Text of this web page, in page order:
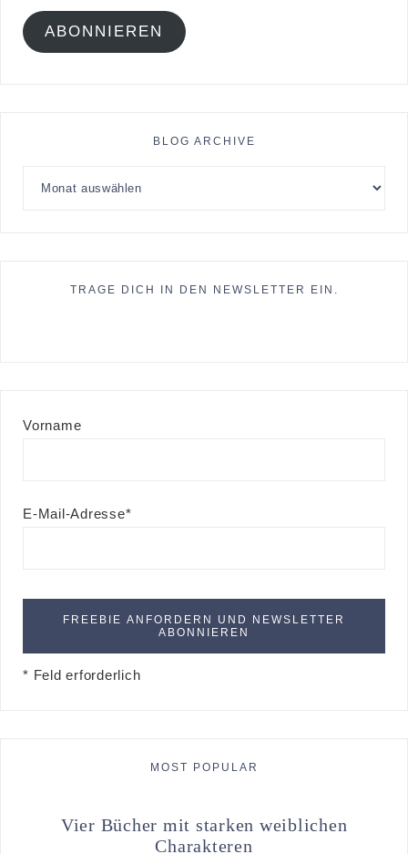
ABONNIEREN
BLOG ARCHIVE
TRAGE DICH IN DEN NEWSLETTER EIN.
Vorname
E-Mail-Adresse*
* Feld erforderlich
MOST POPULAR
Vier Bücher mit starken weiblichen
Charakteren